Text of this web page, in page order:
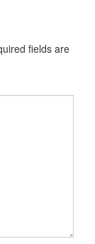
fields are